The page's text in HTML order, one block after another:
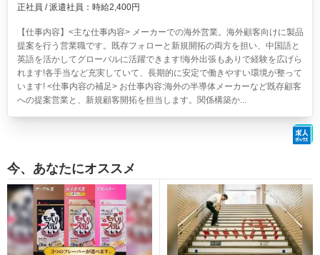
正社員 / 派遣社員：時給2,400円
【仕事内容】<主な仕事内容> メーカーでの海外営業。海外顧客向けに製品
提案を行う営業職です。既存フォローと新規開拓の両方を担い、中国語と
英語を活かしてグローバルに活躍できます!海外出張もありで経験を広げら
れます!各手当など充実していて、長期的に安定で働きやすい環境が整って
います! <仕事内容の補足> お仕事内容:海外の半導体メーカーなど既存顧客
への提案営業と、新規顧客開拓を担当します。関係構築か...
今、あなたにオススメ